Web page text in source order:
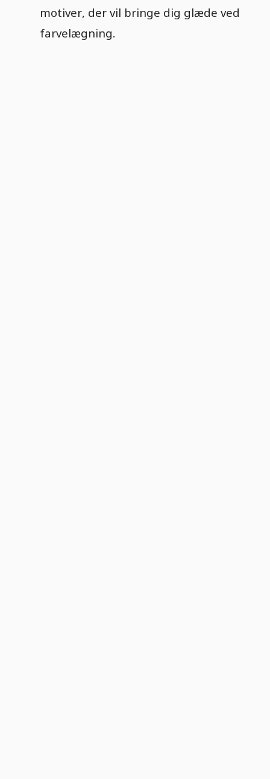
motiver, der vil bringe dig glæde ved
farvelægning.